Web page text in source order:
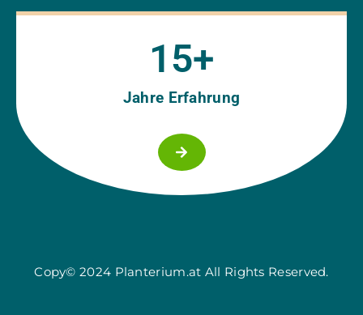
Jahre Erfahrung
15+
Copy© 2024 Planterium.at All Rights Reserved.